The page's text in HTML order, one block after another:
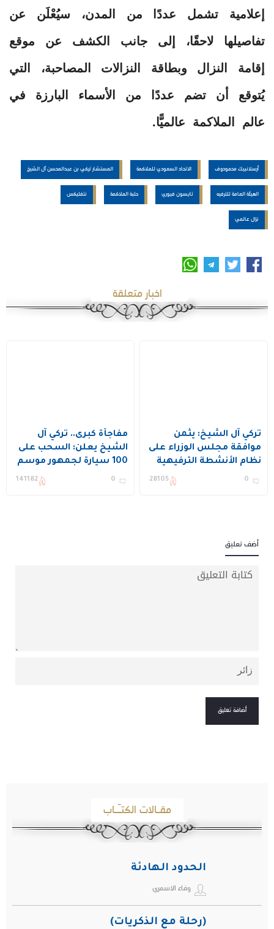
إعلامية تشمل عددًا من المدن، سيُعْلَن عن
تفاصيلها لاحقًا، إلى جانب الكشف عن موقع
إقامة النزال وبطاقة النزالات المصاحبة، التي
يُتوقع أن تضم عددًا من الأسماء البارزة في
عالم الملاكمة عالميًّا.
أرسلانبيك محمودوف الاتحاد السعودي للملاكمة المستشار تركي بن عبدالمحسن آل الشيخ
الهيئة العامة للترفيه تايسون فيوري حلبة الملاكمة نتفليكس
نزال عالمي
اخبار متعلقة
تركي آل الشيخ: يثمن
موافقة مجلس الوزراء على
نظام الأنشطة الترفيهية
0
28105
مفاجأة كبرى.. تركي آل
الشيخ يعلن: السحب على
100 سيارة لجمهور موسم
الرياض
0
141182
أضف تعليق
مقـالات الكتـّـاب
الحدود الهادئة
وفاء الاسمري
(رحلة مع الذكريات)